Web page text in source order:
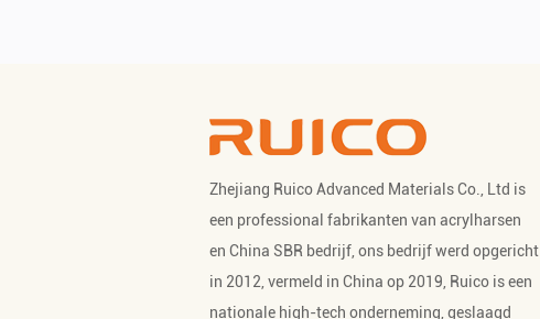
Zhejiang Ruico Advanced Materials Co., Ltd is
een professional fabrikanten van acrylharsen
en China SBR bedrijf, ons bedrijf werd opgericht
in 2012, vermeld in China op 2019, Ruico is een
nationale high-tech onderneming, geslaagd